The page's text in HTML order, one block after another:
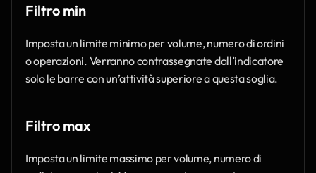
Filtro min
Imposta un limite minimo per volume, numero di ordini
o operazioni. Verranno contrassegnate dall’indicatore
solo le barre con un’attività superiore a questa soglia.
Filtro max
Imposta un limite massimo per volume, numero di